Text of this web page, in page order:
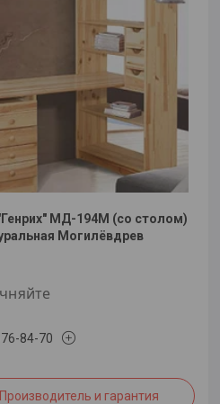
МД-194М (со столом)
Могилёвдрев
84-70
Производитель и гарантия